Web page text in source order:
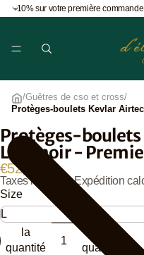
-10% sur votre première
/Guêtres de cso et cross/
Protèges-boulets Kevlar
Ouvrir
l’image
en
plein
écran
Ouvrir
l’image
en
plein
écran
Protèges-
Lite, noir -
€52,95
Taxes incluses. Expédition
Size
Diminuer
la
quantité
Augmenter
quantité